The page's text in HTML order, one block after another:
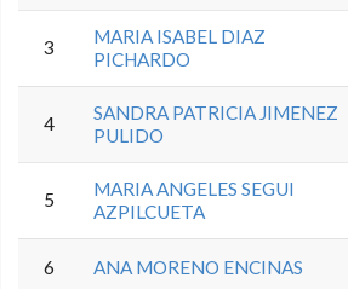
3
MARIA ISABEL DIAZ
PICHARDO
4
SANDRA PATRICIA JIMENEZ
PULIDO
5
MARIA ANGELES SEGUI
AZPILCUETA
6 ANA MORENO ENCINAS